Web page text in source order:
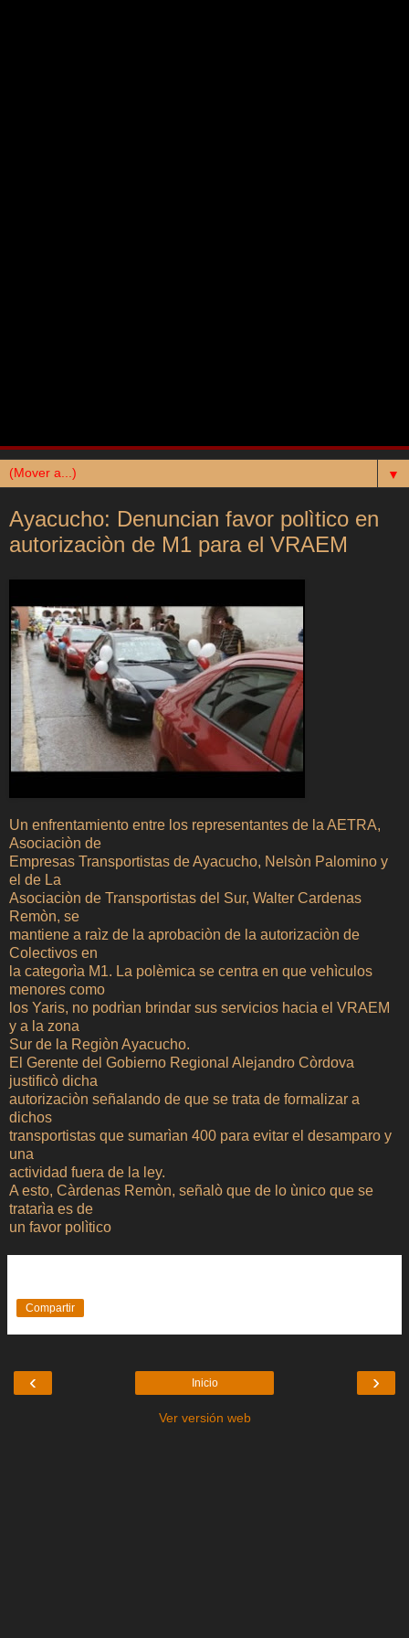
▼
Ayacucho: Denuncian favor polìtico en
autorizaciòn de M1 para el VRAEM
Un enfrentamiento entre los representantes de la AETRA,
Asociaciòn de
Empresas Transportistas de Ayacucho, Nelsòn Palomino y
el de La
Asociaciòn de Transportistas del Sur, Walter Cardenas
Remòn, se
mantiene a raìz de la aprobaciòn de la autorizaciòn de
Colectivos en
la categorìa M1. La polèmica se centra en que vehìculos
menores como
los Yaris, no podrìan brindar sus servicios hacia el VRAEM
y a la zona
Sur de la Regiòn Ayacucho.
El Gerente del Gobierno Regional Alejandro Còrdova
justificò dicha
autorizaciòn señalando de que se trata de formalizar a
dichos
transportistas que sumarìan 400 para evitar el desamparo y
una
actividad fuera de la ley.
A esto, Càrdenas Remòn, señalò que de lo ùnico que se
tratarìa es de
un favor polìtico
Compartir
‹ ›
Inicio
Ver versión web